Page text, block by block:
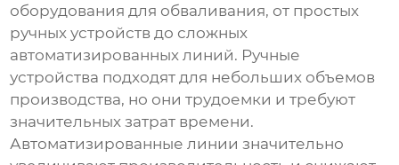
оборудования для обваливания, от простых
ручных устройств до сложных
автоматизированных линий. Ручные
устройства подходят для небольших объемов
производства, но они трудоемки и требуют
значительных затрат времени.
Автоматизированные линии значительно